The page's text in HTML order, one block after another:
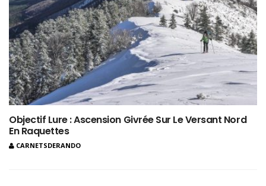
Objectif Lure : Ascension Givrée Sur Le Versant Nord
En Raquettes
CARNETSDERANDO